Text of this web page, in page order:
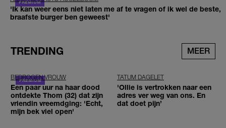
'Ik kan weer eens niet laten me af te vragen of ik wel de beste,
braafste burger ben geweest'
TRENDING MEER
BEDROGEN VROUW
Een paar uur na haar dood
ontdekte Thom (32) dat zijn
vriendin vreemdging: 'Echt,
mijn bek viel open'
TATUM DAGELET
'Ollie is vertrokken naar een
adres ver weg van ons. En
dat doet pijn’